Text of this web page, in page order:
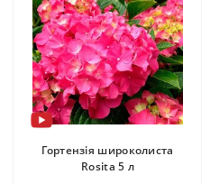
Гортензія широколиста
Rosita 5 л